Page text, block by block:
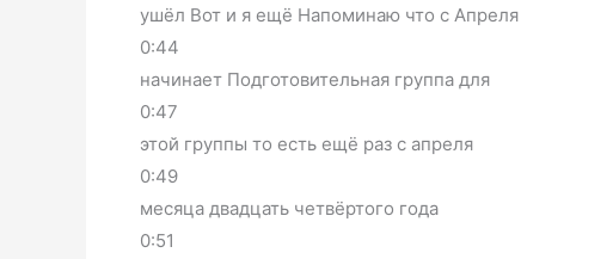
ушёл Вот и я ещё Напоминаю что с Апреля
0:44
начинает Подготовительная группа для
0:47
этой группы то есть ещё раз с апреля
0:49
месяца двадцать четвёртого года
0:51